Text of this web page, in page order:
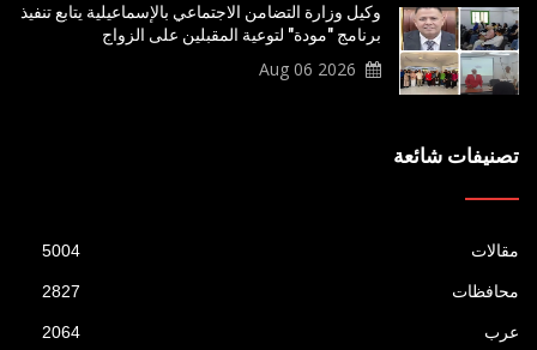
وكيل وزارة التضامن الاجتماعي بالإسماعيلية يتابع تنفيذ
برنامج "مودة" لتوعية المقبلين على الزواج
2026 Aug 06
تصنيفات شائعة
مقالات 5004
محافظات 2827
عرب 2064